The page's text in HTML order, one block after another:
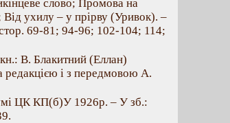
слово; Промова на
ухилу – у прірву (Уривок). –
69-81; 94-96; 102-104; 114;
В. Блакитний (Еллан)
редакцією і з передмовою А.
ЦК КП(б)У 1926р. – У зб.: